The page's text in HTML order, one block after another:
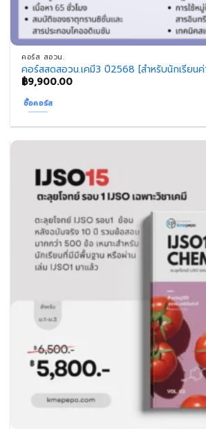
คอร์ส สอวน.
คอร์สสดสอวน.เคมี3 ปี2568 [สำหรับนักเรียน
฿9,900.00
ซื้อคอร์ส